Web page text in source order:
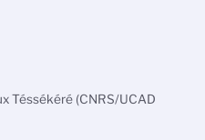
Téssékéré (CNRS/UCAD